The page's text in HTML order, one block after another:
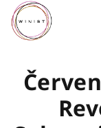
Přejít
na
obsah